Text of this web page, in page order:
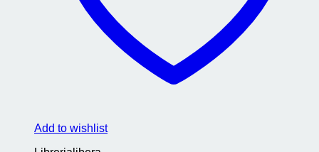
Add to wishlist